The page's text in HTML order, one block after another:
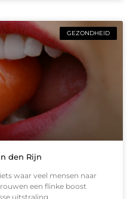
GEZONDHEID
den Rijn
waar veel mensen naar
een flinke boost
uitstraling,